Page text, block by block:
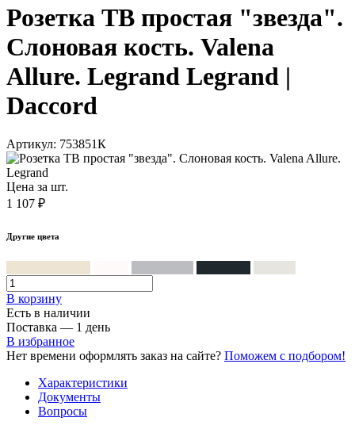
Розетка ТВ простая "звезда".
Слоновая кость. Valena
Allure. Legrand Legrand |
Daccord
Артикул: 753851К
Цена за шт.
1 107 ₽
Другие цвета
В корзинy
Есть в наличии
Поставка — 1 день
В избранное
Нет времени оформлять заказ на сайте? Поможем с подбором!
Характеристики
Документы
Вопросы